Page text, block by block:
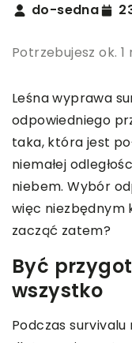
do-sedna
Potrzebujesz ok.
Leśna wyprawa
odpowiedniego
taka, która jest
niemałej
niebem. Wybór
więc niezbędnym
zacząć zatem?
Być
wszystko
Podczas